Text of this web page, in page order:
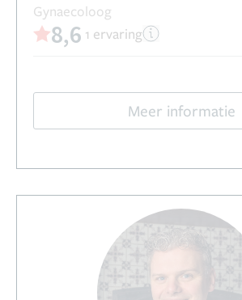
Gynaecoloog
8,6 1 ervaring
Meer informatie